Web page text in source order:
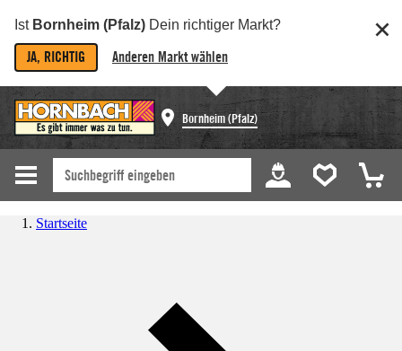
Ist Bornheim (Pfalz) Dein richtiger Markt?
JA, RICHTIG Anderen Markt wählen
Bornheim (Pfalz)
Startseite